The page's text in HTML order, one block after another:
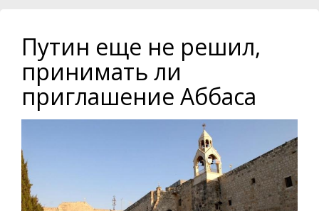
Путин еще не решил,
принимать ли
приглашение Аббаса